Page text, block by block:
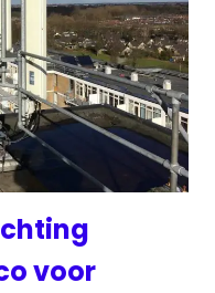
voor